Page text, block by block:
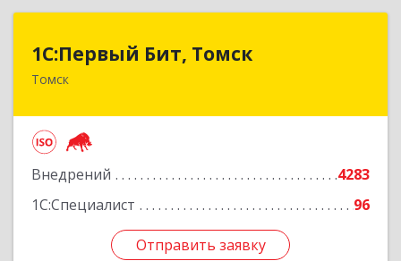
1С:Первый Бит, Томск
Томск
Внедрений
4283
1С:Специалист
96
Отправить заявку
634041, Томская обл, Томск г, Кирова пр-кт,
Отправить заявку